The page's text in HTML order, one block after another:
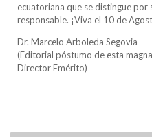
ecuatoriana que se distingue
responsable. ¡Viva el 10 de
Dr. Marcelo Arboleda Segovia
(Editorial póstumo de esta
Director Emérito)